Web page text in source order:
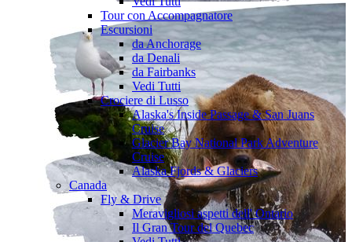
Tour con Accompagnatore
Escursioni
da Anchorage
da Denali
da Fairbanks
Vedi Tutti
Crociere di Lusso
Alaska's Inside Passage & San Juans
Cruise
Glacier Bay National Park Adventure
Cruise
Alaska Fjords & Glaciers
Canada
Fly & Drive
Meravigliosi aspetti dell' Ontario
Il Gran Tour del Quebec